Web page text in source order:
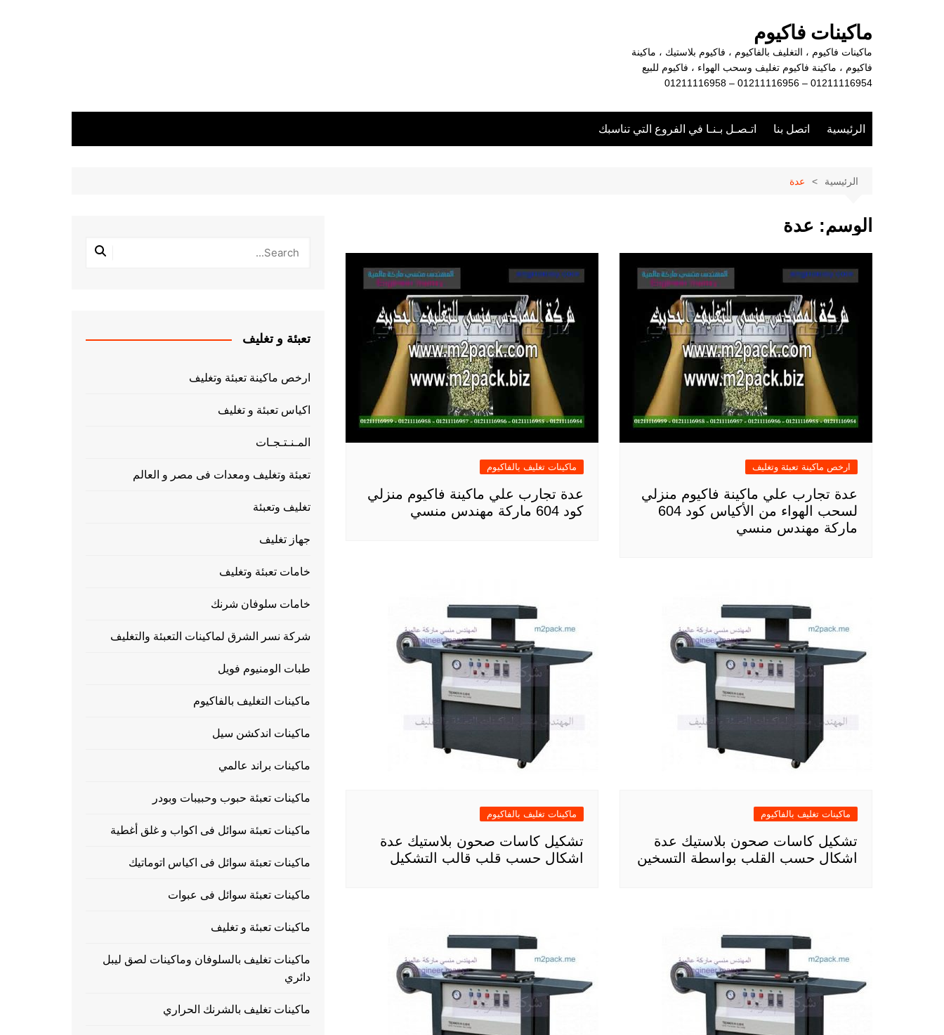
ماكينات فاكيوم
ماكينات فاكيوم ، التغليف بالفاكيوم ، فاكيوم بلاستيك ، ماكينة
فاكيوم ، ماكينة فاكيوم تغليف وسحب الهواء ، فاكيوم للبيع
01211116954 – 01211116956 – 01211116958
الرئيسية اتصل بنا اتـصـل بـنـا في الفروع التي تناسبك
الرئيسية عدة
الوسم: عدة
ارخص ماكينة تعبئة وتغليف
عدة تجارب علي ماكينة فاكيوم منزلي
لسحب الهواء من الأكياس كود 604
ماركة مهندس منسي
ماكينات تغليف بالفاكيوم
عدة تجارب علي ماكينة فاكيوم منزلي
كود 604 ماركة مهندس منسي
ماكينات تغليف بالفاكيوم
تشكيل كاسات صحون بلاستيك عدة
اشكال حسب القلب بواسطة التسخين
ماكينات تغليف بالفاكيوم
تشكيل كاسات صحون بلاستيك عدة
اشكال حسب قلب قالب التشكيل
تعبئة و تغليف
ارخص ماكينة تعبئة وتغليف
اكياس تعبئة و تغليف
المـنـتـجـات
تعبئة وتغليف ومعدات فى مصر و العالم
تغليف وتعبئة
جهاز تغليف
خامات تعبئة وتغليف
خامات سلوفان شرنك
شركة نسر الشرق لماكينات التعبئة والتغليف
طبات الومنيوم فويل
ماكينات التغليف بالفاكيوم
ماكينات اندكشن سيل
ماكينات براند عالمي
ماكينات تعبئة حبوب وحبيبات وبودر
ماكينات تعبئة سوائل فى اكواب و غلق أغطية
ماكينات تعبئة سوائل فى اكياس اتوماتيك
ماكينات تعبئة سوائل فى عبوات
ماكينات تعبئة و تغليف
ماكينات تغليف بالسلوفان وماكينات لصق ليبل
دائري
ماكينات تغليف بالشرنك الحراري